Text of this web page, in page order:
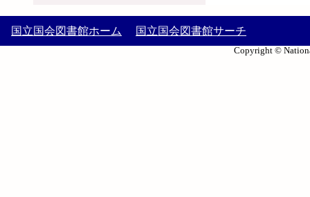
国立国会図書館ホーム 国立国会図書館サーチ
Copyright ©